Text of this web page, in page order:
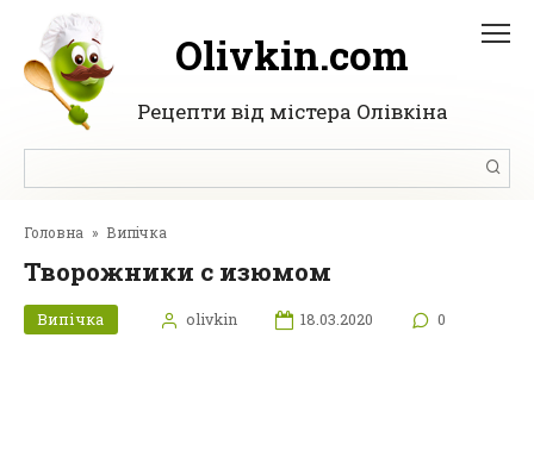
Перейти
вмісту
Olivkin.com
Рецепти від містера Олівкіна
Головна » Випічка
Творожники с изюмом
Випічка olivkin 18.03.2020 0